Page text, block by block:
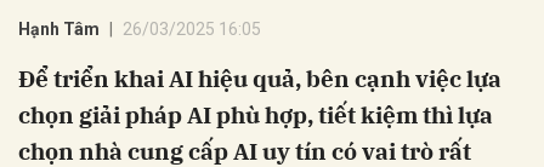
Hạnh Tâm 26/03/2025 16:05
Để triển khai AI hiệu quả, bên cạnh việc lựa
chọn giải pháp AI phù hợp, tiết kiệm thì lựa
chọn nhà cung cấp AI uy tín có vai trò rất
Hủy Gửi